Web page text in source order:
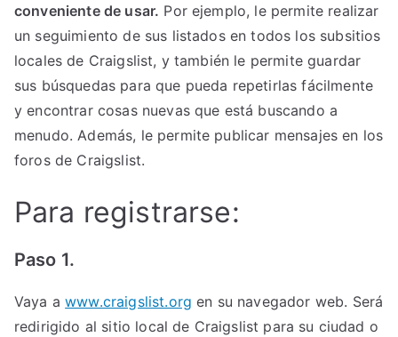
conveniente de usar. Por ejemplo, le permite realizar
un seguimiento de sus listados en todos los subsitios
locales de Craigslist, y también le permite guardar
sus búsquedas para que pueda repetirlas fácilmente
y encontrar cosas nuevas que está buscando a
menudo. Además, le permite publicar mensajes en los
foros de Craigslist.
Para registrarse:
Paso 1.
Vaya awww.craigslist.org en su navegador web. Será
redirigido al sitio local de Craigslist para su ciudad o